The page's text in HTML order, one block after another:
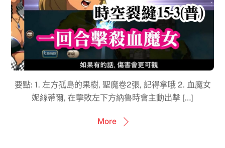
要點: 1. 左方孤島的果樹, 聖魔卷2張, 記得拿哦 2. 血魔女
妮絲蒂爾, 在擊敗左下方納魯時會主動出擊 […]
More